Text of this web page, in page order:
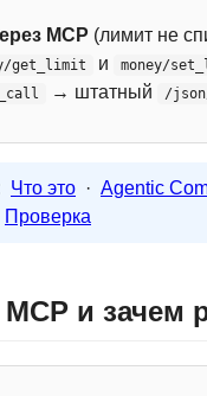
MCP (лимит не
get_limit и money/
→ штатный /
Что это · Agentic
Проверка
и зачем